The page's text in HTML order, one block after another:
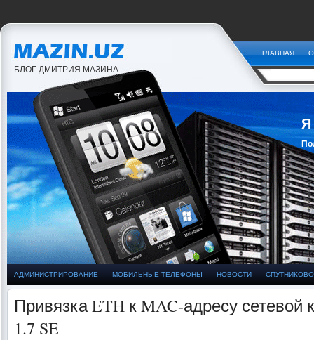
БЛОГ ДМИТРИЯ МАЗИНА
ГЛАВНАЯ
Я
АДМИНИСТРИРОВАНИЕ МОБИЛЬНЫЕ ТЕЛЕФОНЫ НОВОСТИ
Привязка ETH к MAC-адресу сетевой
1.7 SE